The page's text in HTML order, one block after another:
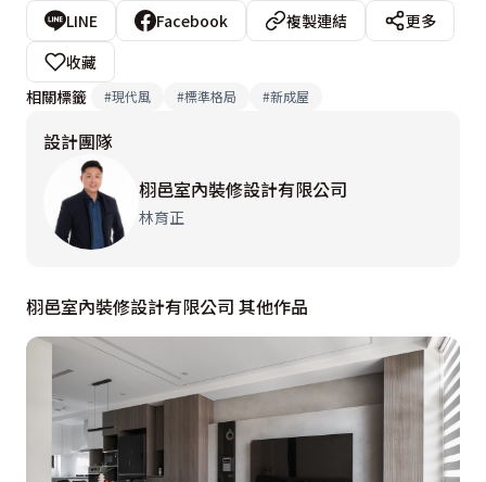
客廳後方區域以玻璃、鐵件構成半開放式隔間
讓視線穿透大面積提升採光機能並增加家庭互動性
來維持一貫精緻的優雅格調
充分營造沉穩安定的休憩空間
而小孩房不同於整體風格調性
除了增添閣樓玩樂空間
彷彿置身於夢幻的童話故事中
為孩子打造一個充滿想像力的空間
設計概念文字為【栩邑室內裝修設計有限公司】提供
LINE Facebook 複製連結
更多
收藏
相關標籤
#現代風 #標準格局 #新成屋
設計團隊
栩邑室內裝修設計有限公司
林育正
栩邑室內裝修設計有限公司 其他作品